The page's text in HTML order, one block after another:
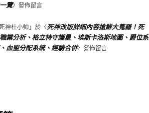
覽〉發佈留言
神杜小帅 」於〈死神改版詳細內容搶鮮大蒐羅！死
業分析、格立特守護星、埃斯卡洛斯地圖、爵位系
血盟分配系統、經驗合併〉發佈留言